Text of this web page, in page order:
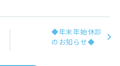
◆年末年始休診
のお知らせ◆